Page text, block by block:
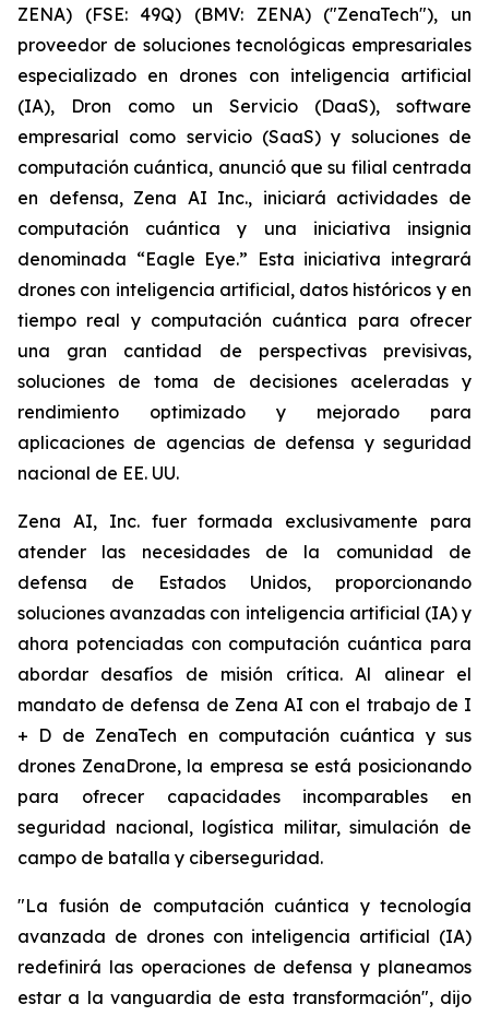
ZENA) (FSE: 49Q) (BMV: ZENA) ("ZenaTech"), un
proveedor de soluciones tecnológicas empresariales
especializado en drones con inteligencia artificial
(IA), Dron como un Servicio (DaaS), software
empresarial como servicio (SaaS) y soluciones de
computación cuántica, anunció que su filial centrada
en defensa, Zena AI Inc., iniciará actividades de
computación cuántica y una iniciativa insignia
denominada “Eagle Eye.” Esta iniciativa integrará
drones con inteligencia artificial, datos históricos y en
tiempo real y computación cuántica para ofrecer
una gran cantidad de perspectivas previsivas,
soluciones de toma de decisiones aceleradas y
rendimiento optimizado y mejorado para
aplicaciones de agencias de defensa y seguridad
nacional de EE. UU.
Zena AI, Inc. fuer formada exclusivamente para
atender las necesidades de la comunidad de
defensa de Estados Unidos, proporcionando
soluciones avanzadas con inteligencia artificial (IA) y
ahora potenciadas con computación cuántica para
abordar desafíos de misión crítica. Al alinear el
mandato de defensa de Zena AI con el trabajo de I
+ D de ZenaTech en computación cuántica y sus
drones ZenaDrone, la empresa se está posicionando
para ofrecer capacidades incomparables en
seguridad nacional, logística militar, simulación de
campo de batalla y ciberseguridad.
"La fusión de computación cuántica y tecnología
avanzada de drones con inteligencia artificial (IA)
redefinirá las operaciones de defensa y planeamos
estar a la vanguardia de esta transformación", dijo